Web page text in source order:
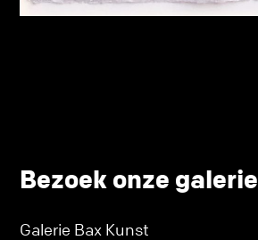
Bezoek onze galerie
Galerie Bax Kunst